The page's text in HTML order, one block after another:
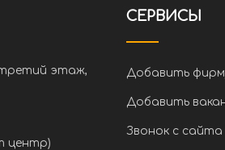
третий этаж,
центр)
СЕРВИСЫ
Добавить
Добавить
Звонок с сайта